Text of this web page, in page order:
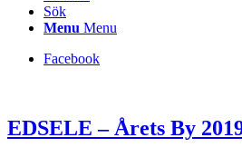
Sök
Menu Menu
Facebook
EDSELE – Årets By